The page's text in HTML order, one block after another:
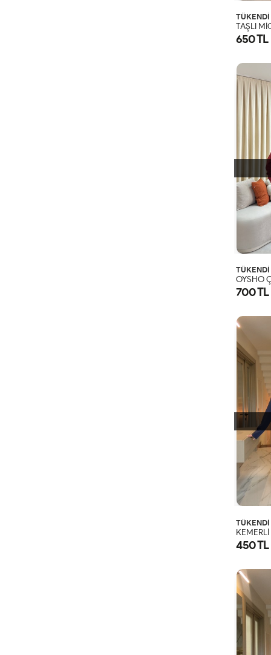
TÜKENDİ
TAŞLI
650 TL
TÜKENDİ
700 TL
TÜKENDİ
450 TL